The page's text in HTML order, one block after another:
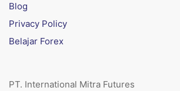
Blog
Privacy Policy
Belajar Forex
PT. International Mitra Futures